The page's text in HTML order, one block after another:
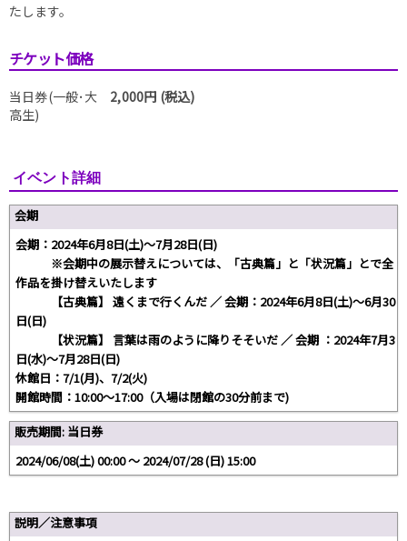
たします。
チケット価格
当日券(一般･大
高生)
2,000円 (税込)
イベント詳細
会期
会期：2024年6月8日(土)～7月28日(日)
※会期中の展示替えについては、「古典篇」と「状況篇」とで全
作品を掛け替えいたします
【古典篇】 遠くまで行くんだ ／ 会期：2024年6月8日(土)〜6月30
日(日)
【状況篇】 言葉は雨のように降りそそいだ ／ 会期 ：2024年7月3
日(水)〜7月28日(日)
休館日：7/1(月)、7/2(火)
開館時間：10:00〜17:00（入場は閉館の30分前まで)
販売期間: 当日券
2024/06/08(土) 00:00 〜 2024/07/28 (日) 15:00
説明／注意事項